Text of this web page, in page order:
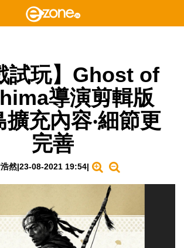
用
試玩】Ghost of
導演剪輯版
擴充內容‧細節更
完善
然|23-08-2021 19:54|